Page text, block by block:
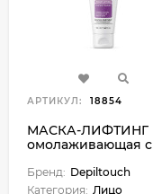
АРТИКУЛ: 18854
МАСКА-ЛИФТИНГ
омолаживающая с
биомиметиками -
мл
Бренд: Depiltouch
Категория: Лицо